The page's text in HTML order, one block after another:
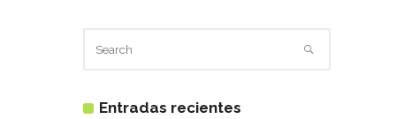
Entradas recientes